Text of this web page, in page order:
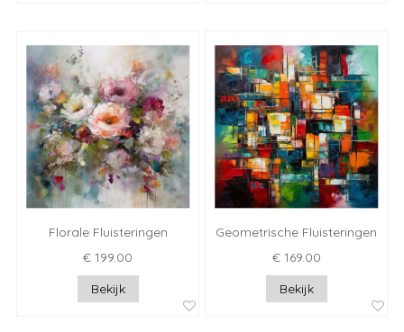
Florale Fluisteringen
€ 199.00
Bekijk
Geometrische Fluisteringen
€ 169.00
Bekijk